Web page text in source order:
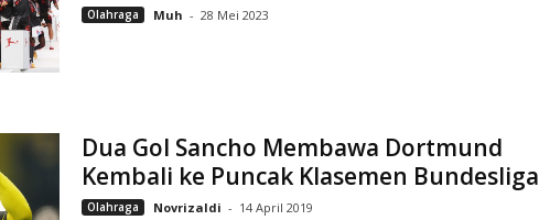
Olahraga Muh - 28 Mei 2023
Dua Gol Sancho Membawa Dortmund
Kembali ke Puncak Klasemen Bundesliga
Olahraga Novrizaldi - 14 April 2019